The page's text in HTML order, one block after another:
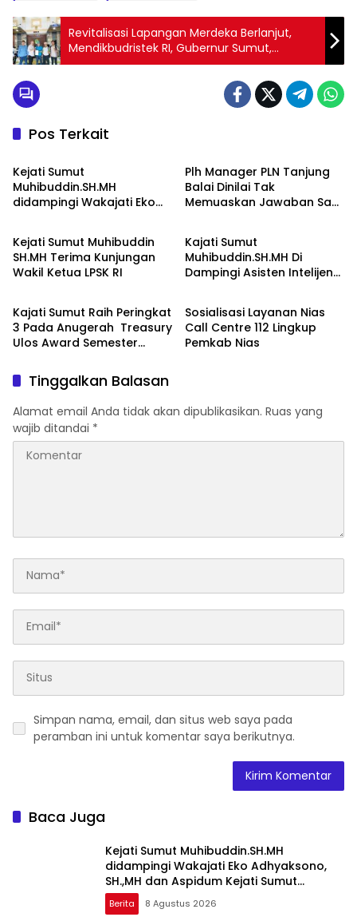
Revitalisasi Lapangan Merdeka Berlanjut,
Mendikbudristek RI, Gubernur Sumut,
Walikota Medan dan DPRD Medan Digugat
Pos Terkait
Berita
Kejati Sumut
Muhibuddin.SH.MH
didampingi Wakajati Eko
Suhendri, SH.,MH Pimpin
Ekspos RJ Di Kejari Medan
Plh Manager PLN Tanjung
Balai Dinilai Tak
Memuaskan Jawaban Saat
Berita
Kejati Sumut Muhibuddin
SH.MH Terima Kunjungan
Wakil Ketua LPSK RI
Berita
Kajati Sumut
Muhibuddin.SH.MH Di
Dampingi Asisten Intelijen
Setyorini Sidak Kejari Binjai
Berita
Kajati Sumut Raih Peringkat
3 Pada Anugerah Treasury
Ulos Award Semester
Berita
Sosialisasi Layanan Nias
Call Centre 112 Lingkup
Pemkab Nias
Tinggalkan Balasan
Alamat email Anda tidak akan dipublikasikan. Ruas yang
wajib ditandai *
Simpan nama, email, dan situs web saya pada
peramban ini untuk komentar saya berikutnya.
Baca Juga
Kejati Sumut Muhibuddin.SH.MH
didampingi Wakajati Eko Adhyaksono,
SH.,MH dan Aspidum Kejati Sumut
Suhendri, SH.,MH Pimpin Ekspos RJ Di
Kejari Medan
Berita 8 Agustus 2026